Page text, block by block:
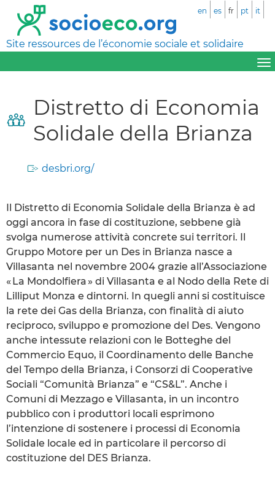
Site ressources de l’économie sociale et solidaire
en es fr pt it
Distretto di Economia
Solidale della Brianza
desbri.org/
Il Distretto di Economia Solidale della Brianza è ad
oggi ancora in fase di costituzione, sebbene già
svolga numerose attività concrete sui territori. Il
Gruppo Motore per un Des in Brianza nasce a
Villasanta nel novembre 2004 grazie all’Associazione
« La Mondolfiera » di Villasanta e al Nodo della Rete di
Lilliput Monza e dintorni. In quegli anni si costituisce
la rete dei Gas della Brianza, con finalità di aiuto
reciproco, sviluppo e promozione del Des. Vengono
anche intessute relazioni con le Botteghe del
Commercio Equo, il Coordinamento delle Banche
del Tempo della Brianza, i Consorzi di Cooperative
Sociali “Comunità Brianza” e “CS&L”. Anche i
Comuni di Mezzago e Villasanta, in un incontro
pubblico con i produttori locali esprimono
l’intenzione di sostenere i processi di Economia
Solidale locale ed in particolare il percorso di
costituzione del DES Brianza.